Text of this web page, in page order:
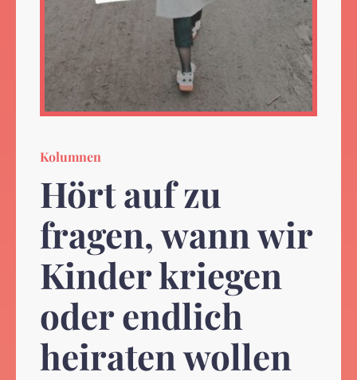
Kolumnen
Hört auf zu
fragen, wann wir
Kinder kriegen
oder endlich
heiraten wollen